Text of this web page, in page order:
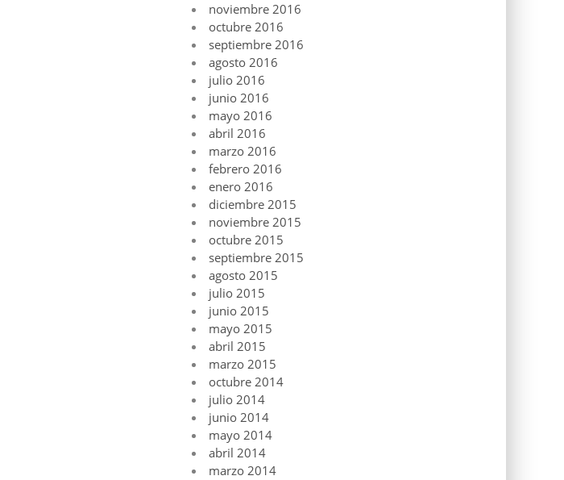
noviembre 2016
octubre 2016
septiembre 2016
agosto 2016
julio 2016
junio 2016
mayo 2016
abril 2016
marzo 2016
febrero 2016
enero 2016
diciembre 2015
noviembre 2015
octubre 2015
septiembre 2015
agosto 2015
julio 2015
junio 2015
mayo 2015
abril 2015
marzo 2015
octubre 2014
julio 2014
junio 2014
mayo 2014
abril 2014
marzo 2014